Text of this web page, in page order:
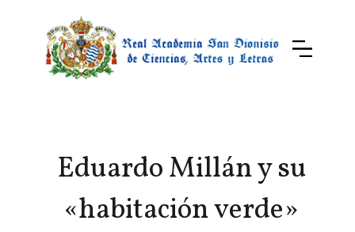
Eduardo Millán y su
«habitación verde»